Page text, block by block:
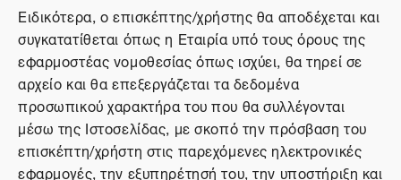
Ειδικότερα, ο επισκέπτης/χρήστης θα αποδέχεται και
συγκατατίθεται όπως η Εταιρία υπό τους όρους της
εφαρμοστέας νομοθεσίας όπως ισχύει, θα τηρεί σε
αρχείο και θα επεξεργάζεται τα δεδομένα
προσωπικού χαρακτήρα του που θα συλλέγονται
μέσω της Ιστοσελίδας, με σκοπό την πρόσβαση του
επισκέπτη/χρήστη στις παρεχόμενες ηλεκτρονικές
εφαρμογές, την εξυπηρέτησή του, την υποστήριξη και